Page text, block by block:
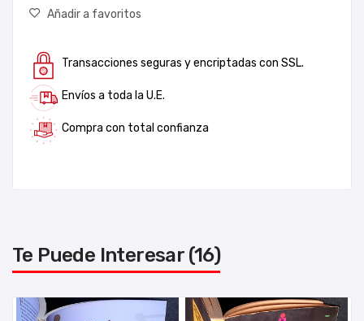
Añadir a favoritos
Transacciones seguras y encriptadas con SSL.
Envíos a toda la U.E.
Compra con total confianza
Te Puede Interesar (16)